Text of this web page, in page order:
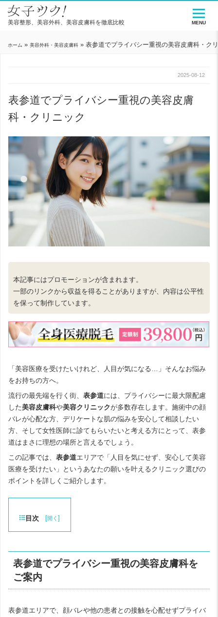
美容整形、美容外科、美容皮膚科を徹底比較
ホーム » 美容外科・美容皮膚科 » 表参道でプライバシー重視の美容皮膚科・ク
2025-08-12
表参道でプライバシー重視の美容皮膚
科・クリニック
本記事にはプロモーションが含まれます。
一部のリンクから収益を得ることがありますが、内容は公平性
を保って制作しています。
「美容医療を受けたいけれど、人目が気になる…」そんなお悩み
をお持ちの方へ。
流行の最先端を行く街、 表参道には、プライバシーに最大限配慮
した美容皮膚科や美容クリニックが多数存在します。施術中の顔
バレが心配な方、デリケートな肌の悩みを安心して相談したい
方、そして女性医師に診てもらいたいと考える方にとって、表参
道はまさに理想の場所と言えるでしょう。
この記事では、 表参道エリアで「人目を気にせず、安心して美容
医療を受けたい」というあなたの願いを叶えるクリニック選びの
ポイントを詳しくご紹介します。
目次 [開く ]
表参道でプライバシー重視の美容皮膚科を
ご案内
表参道エリアで、顔バレや他の患者との接触を心配せずプライバ
MENU